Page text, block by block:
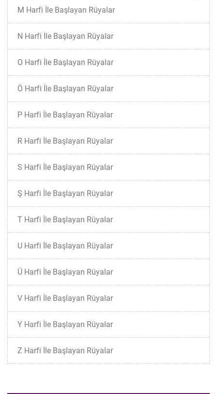
M Harfi İle Başlayan Rüyalar
N Harfi İle Başlayan Rüyalar
O Harfi İle Başlayan Rüyalar
Ö Harfi İle Başlayan Rüyalar
P Harfi İle Başlayan Rüyalar
R Harfi İle Başlayan Rüyalar
S Harfi İle Başlayan Rüyalar
Ş Harfi İle Başlayan Rüyalar
T Harfi İle Başlayan Rüyalar
U Harfi İle Başlayan Rüyalar
Ü Harfi İle Başlayan Rüyalar
V Harfi İle Başlayan Rüyalar
Y Harfi İle Başlayan Rüyalar
Z Harfi İle Başlayan Rüyalar